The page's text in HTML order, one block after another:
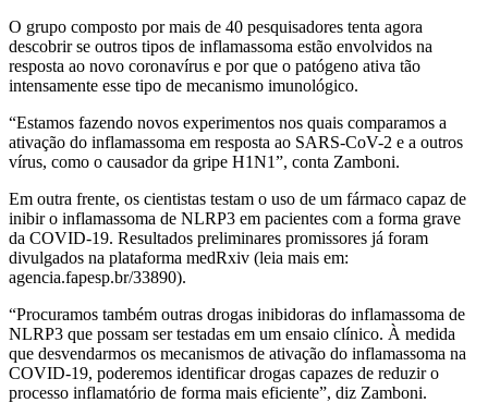
O grupo composto por mais de 40 pesquisadores tenta agora
descobrir se outros tipos de inflamassoma estão envolvidos na
resposta ao novo coronavírus e por que o patógeno ativa tão
intensamente esse tipo de mecanismo imunológico.
“Estamos fazendo novos experimentos nos quais comparamos a
ativação do inflamassoma em resposta ao SARS-CoV-2 e a outros
vírus, como o causador da gripe H1N1”, conta Zamboni.
Em outra frente, os cientistas testam o uso de um fármaco capaz de
inibir o inflamassoma de NLRP3 em pacientes com a forma grave
da COVID-19. Resultados preliminares promissores já foram
divulgados na plataforma medRxiv (leia mais em:
agencia.fapesp.br/33890).
“Procuramos também outras drogas inibidoras do inflamassoma de
NLRP3 que possam ser testadas em um ensaio clínico. À medida
que desvendarmos os mecanismos de ativação do inflamassoma na
COVID-19, poderemos identificar drogas capazes de reduzir o
processo inflamatório de forma mais eficiente”, diz Zamboni.